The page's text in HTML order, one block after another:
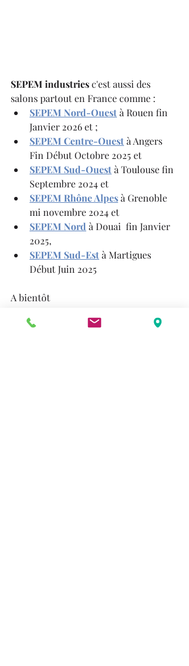
SEPEM industries c'est aussi des
salons partout en France comme :
SEPEM Nord-Ouest à Rouen fin
Janvier 2026 et ;
SEPEM Centre-Ouest à Angers
Fin Début Octobre 2025 et
SEPEM Sud-Ouest à Toulouse fin
Septembre 2024 et
SEPEM Rhône Alpesà Grenoble
mi novembre 2024 et
SEPEM Nord à Douai  fin Janvier
2025,
SEPEM Sud-Est à Martigues
Début Juin 2025
A bientôt
Salon professionnel industrie